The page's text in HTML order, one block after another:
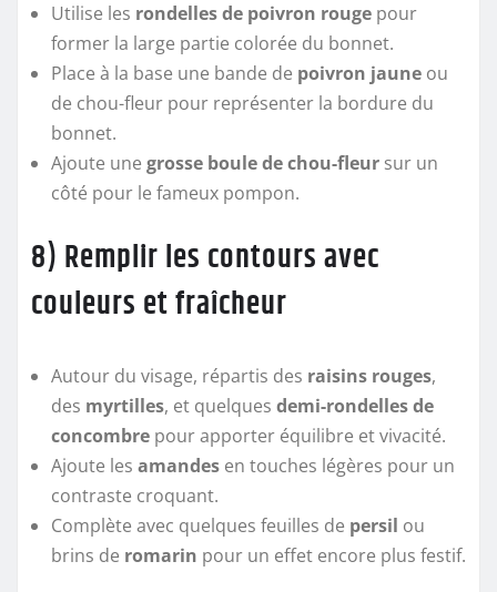
Utilise les rondelles de poivron rouge pour
former la large partie colorée du bonnet.
Place à la base une bande de poivron jaune ou
de chou-fleur pour représenter la bordure du
bonnet.
Ajoute une grosse boule de chou-fleur sur un
côté pour le fameux pompon.
8) Remplir les contours avec
couleurs et fraîcheur
Autour du visage, répartis des raisins rouges,
des myrtilles, et quelques demi-rondelles de
concombre pour apporter équilibre et vivacité.
Ajoute les amandes en touches légères pour un
contraste croquant.
Complète avec quelques feuilles de persil ou
brins de romarin pour un effet encore plus festif.